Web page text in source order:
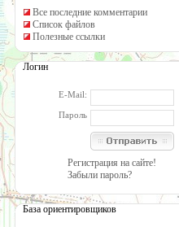
Все последние комментарии
Список файлов
Полезные ссылки
Логин
E-Mail:
Пароль
Регистрация на сайте!
Забыли пароль?
База ориентировщиков